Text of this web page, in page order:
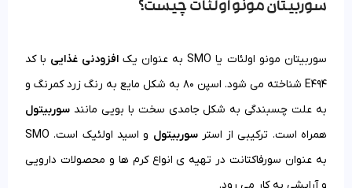
سوربیتان مونو اولئات چیست؟
سوربیتان مونو اولئات یا SMO به عنوان یک افزودنی غذایی با کد
E494 شناخته می شود. اسپن 80 به شکل مایع به رنگ زرد کمرنگ و
به علت چسبندگی به شکل جامدی سخت با بویی مانند سوربیتول
همراه است. ترکیبی از استرسوربیتول
و اسید اولئیک است. SMO
به عنوان سورفاکتانت در تهیه ی انواع کرم ها و محصولات دارویی
و آرایشی به کار می رود.